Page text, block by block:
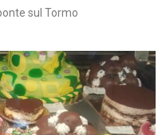
sul Tormo